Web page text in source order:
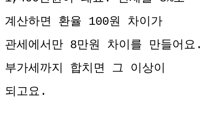
계산하면 환율 100원 차이가
관세에서만 8만원 차이를 만들어요.
부가세까지 합치면 그 이상이
되고요.